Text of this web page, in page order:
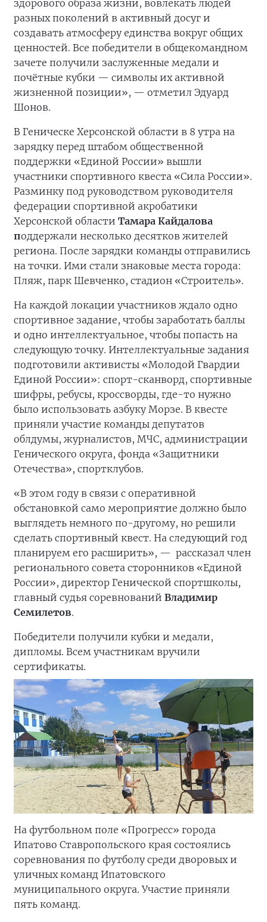
здорового образа жизни, вовлекать людей
разных поколений в активный досуг и
создавать атмосферу единства вокруг общих
ценностей. Все победители в общекомандном
зачете получили заслуженные медали и
почётные кубки — символы их активной
жизненной позиции», — отметил Эдуард
Шонов.
В Геническе Херсонской области в 8 утра на
зарядку перед штабом общественной
поддержки «Единой России» вышли
участники спортивного квеста «Сила России».
Разминку под руководством руководителя
федерации спортивной акробатики
Херсонской области Тамара Кайдалова
поддержали несколько десятков жителей
региона. После зарядки команды отправились
на точки. Ими стали знаковые места города:
Пляж, парк Шевченко, стадион «Строитель».
На каждой локации участников ждало одно
спортивное задание, чтобы заработать баллы
и одно интеллектуальное, чтобы попасть на
следующую точку. Интеллектуальные задания
подготовили активисты «Молодой Гвардии
Единой России»: спорт-сканворд, спортивные
шифры, ребусы, кроссворды, где-то нужно
было использовать азбуку Морзе. В квесте
приняли участие команды депутатов
облдумы, журналистов, МЧС, администрации
Генического округа, фонда «Защитники
Отечества», спортклубов.
«В этом году в связи с оперативной
обстановкой само мероприятие должно было
выглядеть немного по-другому, но решили
сделать спортивный квест. На следующий год
планируем его расширить», — рассказал член
регионального совета сторонников «Единой
России», директор Генической спортшколы,
главный судья соревнований Владимир
Семилетов.
Победители получили кубки и медали,
дипломы. Всем участникам вручили
сертификаты.
На футбольном поле «Прогресс» города
Ипатово Ставропольского края состоялись
соревнования по футболу среди дворовых и
уличных команд Ипатовского
муниципального округа. Участие приняли
пять команд.